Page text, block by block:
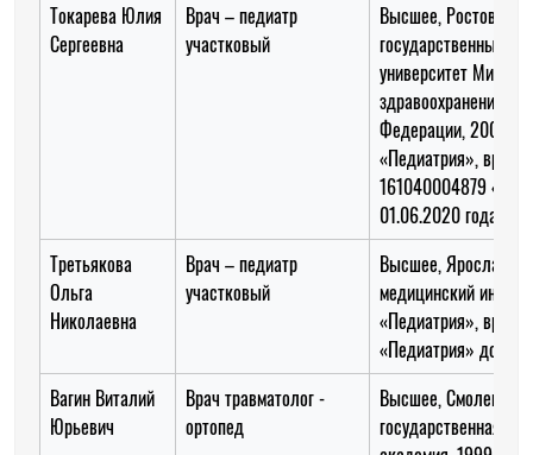
Токарева Юлия
Сергеевна
Врач – педиатр
участковый
Высшее, Ростовский
государственный
университет
здравоохранения
Федерации, 2004
«Педиатрия», врач
161040004879
01.06.2020 года
Третьякова
Ольга
Николаевна
Врач – педиатр
участковый
Высшее,
медицинский
«Педиатрия», врач
«Педиатрия» до
Вагин Виталий
Юрьевич
Врач травматолог -
ортопед
Высшее, Смоленская
государственная